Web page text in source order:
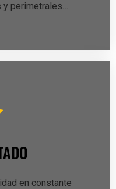
y perimetrales…
en constante